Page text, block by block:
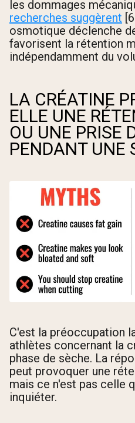
les dommages
recherches suggèrent
osmotique déclenche
favorisent la rétention
indépendamment du
LA CRÉATINE
ELLE UNE
OU UNE PRISE
PENDANT UNE
C'est la préoccupation
athlètes concernant la
phase de sèche. La
peut provoquer une
mais ce n'est pas celle
inquiéter.